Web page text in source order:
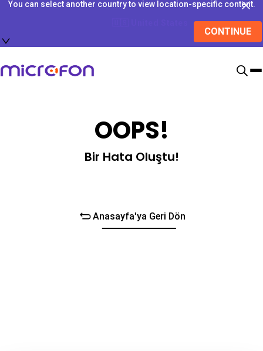
You can select another country to view location-specific content.
CONTINUE
OOPS!
Bir Hata Oluştu!
Anasayfa'ya Geri Dön